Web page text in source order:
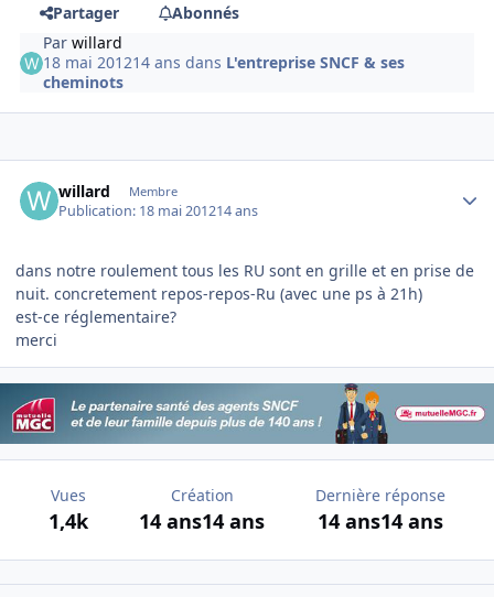
Partager
Abonnés
Parwillard
18 mai 201214 ans dans L'entreprise SNCF & ses
cheminots
willard Membre
Publication: 18 mai 201214 ans
dans notre roulement tous les RU sont en grille et en prise de
nuit. concretement repos-repos-Ru (avec une ps à 21h)
est-ce réglementaire?
merci
Vues
1,4k
Création
14 ans14 ans
Dernière réponse
14 ans14 ans